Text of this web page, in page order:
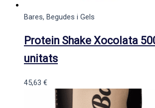
Bares, Begudes i Gels
Protein Shake Xocolata
unitats
45,63 €